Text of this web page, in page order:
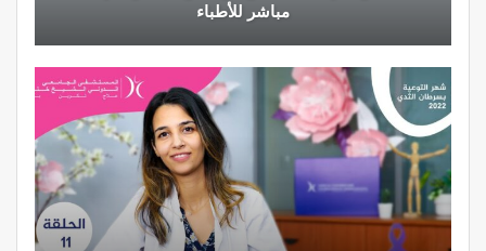
مباشر للأطباء